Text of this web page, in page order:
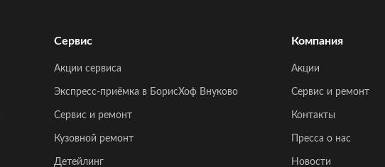
Сервис
Акции сервиса
Экспресс-приёмка в БорисХоф Внуково
Сервис и ремонт
Кузовной ремонт
Детейлинг
Компания
Акции
Сервис и ремонт
Контакты
Пресса о нас
Новости